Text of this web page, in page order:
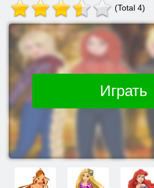
(Total 4)
Играть